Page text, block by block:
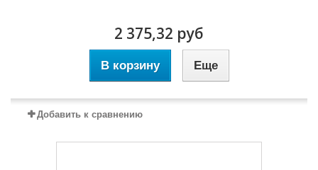
2 375,32 руб
В корзину Еще
Добавить к сравнению